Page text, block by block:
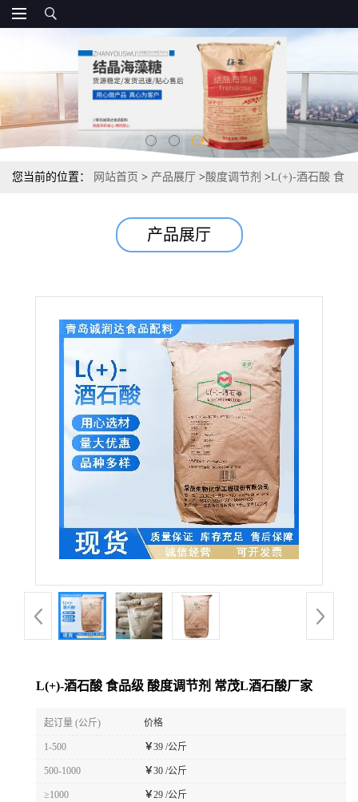
您当前的位置： 网站首页 > 产品展厅 >酸度调节剂 >L(+)-酒石酸 食
产品展厅
L(+)-酒石酸 食品级 酸度调节剂 常茂L酒石酸厂家
起订量 (公斤) 价格
1-500 ￥39 /公斤
500-1000 ￥30 /公斤
≥1000 ￥29 /公斤